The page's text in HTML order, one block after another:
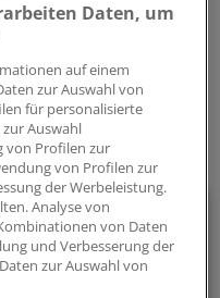
IT Arzneimittelpolitik
Wissenswertes und
lassen Sie sich von
Daten, um
auf einem
zur Auswahl von
für personalisierte
Auswahl
von Profilen zur
von Profilen zur
der Werbeleistung.
Analyse von
von Daten
und Verbesserung der
zur Auswahl von